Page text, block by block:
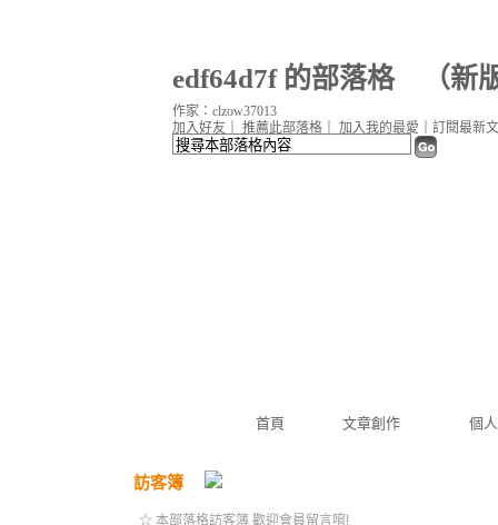
edf64d7f 的部落格（新
首頁 文章創作 個
加入好友 推薦此部落格 加入我的最愛 訂閱最新
作家：clzow37013
訪客簿
☆ 本部落格訪客簿 歡迎會員留言唷!